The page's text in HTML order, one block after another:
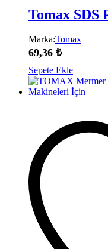
Tomax SDS
Marka:Tomax
69,36 ₺
Sepete Ekle